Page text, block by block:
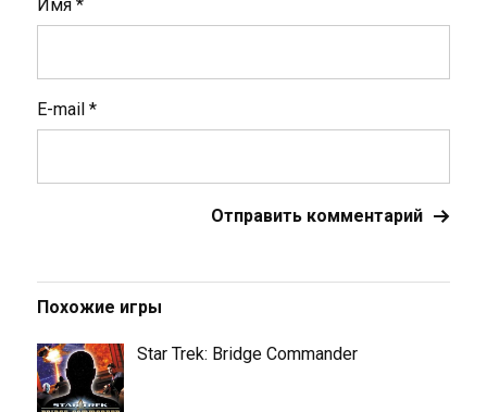
Имя *
E-mail *
Похожие игры
Star Trek: Bridge Commander